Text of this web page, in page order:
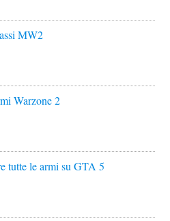
MW2
Warzone 2
tutte le armi su GTA 5